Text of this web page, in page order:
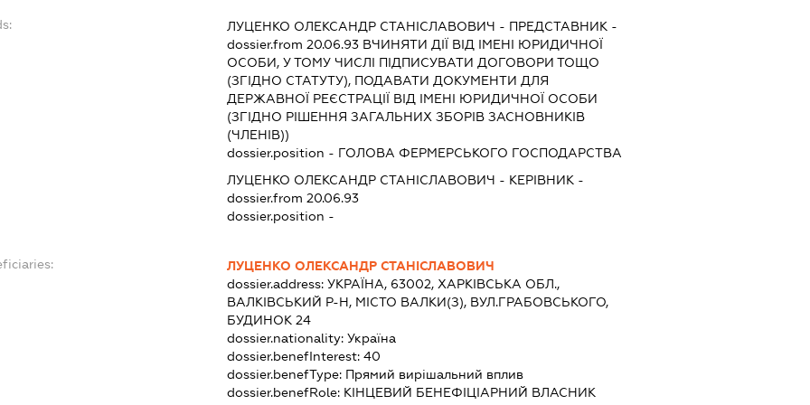
ЛУЦЕНКО ОЛЕКСАНДР СТАНІСЛАВОВИЧ - ПРЕДСТАВНИК -
dossier.from 20.06.93 ВЧИНЯТИ ДІЇ ВІД ІМЕНІ ЮРИДИЧНОЇ
ОСОБИ, У ТОМУ ЧИСЛІ ПІДПИСУВАТИ ДОГОВОРИ ТОЩО
(ЗГІДНО СТАТУТУ), ПОДАВАТИ ДОКУМЕНТИ ДЛЯ
ДЕРЖАВНОЇ РЕЄСТРАЦІЇ ВІД ІМЕНІ ЮРИДИЧНОЇ ОСОБИ
(ЗГІДНО РІШЕННЯ ЗАГАЛЬНИХ ЗБОРІВ ЗАСНОВНИКІВ
(ЧЛЕНІВ))
dossier.position - ГОЛОВА ФЕРМЕРСЬКОГО ГОСПОДАРСТВА
ЛУЦЕНКО ОЛЕКСАНДР СТАНІСЛАВОВИЧ - КЕРІВНИК -
dossier.from 20.06.93
dossier.position -
ЛУЦЕНКО ОЛЕКСАНДР СТАНІСЛАВОВИЧ
dossier.address:УКРАЇНА, 63002, ХАРКІВСЬКА ОБЛ.,
ВАЛКІВСЬКИЙ Р-Н, МІСТО ВАЛКИ(З), ВУЛ.ГРАБОВСЬКОГО,
БУДИНОК 24
dossier.nationality:Україна
dossier.benefInterest:40
dossier.benefType: Прямий вирішальний вплив
dossier.benefRole: КІНЦЕВИЙ БЕНЕФІЦІАРНИЙ ВЛАСНИК